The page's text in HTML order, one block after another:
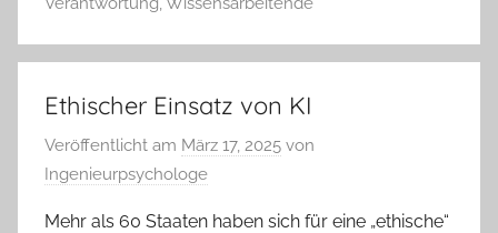
Ethischer Einsatz von KI
Veröffentlicht am März 17, 2025 von
Ingenieurpsychologe
Mehr als 60 Staaten haben sich für eine „ethische“